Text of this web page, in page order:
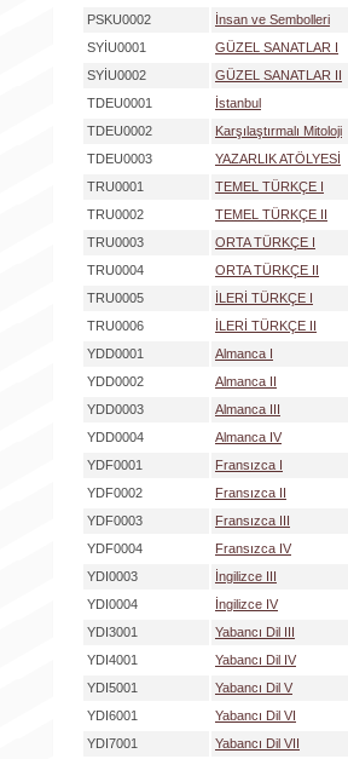
PSKU0002
İnsan ve Sembolleri
SYİU0001
GÜZEL SANATLAR I
SYİU0002
GÜZEL SANATLAR II
TDEU0001
İstanbul
TDEU0002
Karşılaştırmalı Mitoloji
TDEU0003
YAZARLIK ATÖLYESİ
TRU0001
TEMEL TÜRKÇE I
TRU0002
TEMEL TÜRKÇE II
TRU0003
ORTA TÜRKÇE I
TRU0004
ORTA TÜRKÇE II
TRU0005
İLERİ TÜRKÇE I
TRU0006
İLERİ TÜRKÇE II
YDD0001
Almanca I
YDD0002
Almanca II
YDD0003
Almanca III
YDD0004
Almanca IV
YDF0001
Fransızca I
YDF0002
Fransızca II
YDF0003
Fransızca III
YDF0004
Fransızca IV
YDI0003
İngilizce III
YDI0004
İngilizce IV
YDI3001
Yabancı Dil III
YDI4001
Yabancı Dil IV
YDI5001
Yabancı Dil V
YDI6001
Yabancı Dil VI
YDI7001
Yabancı Dil VII